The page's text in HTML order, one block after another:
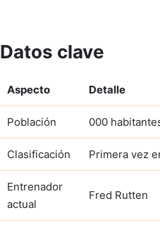
Datos clave
Aspecto Detalle
Población 000
Clasificación Primera vez
Entrenador
actual
Fred Rutten